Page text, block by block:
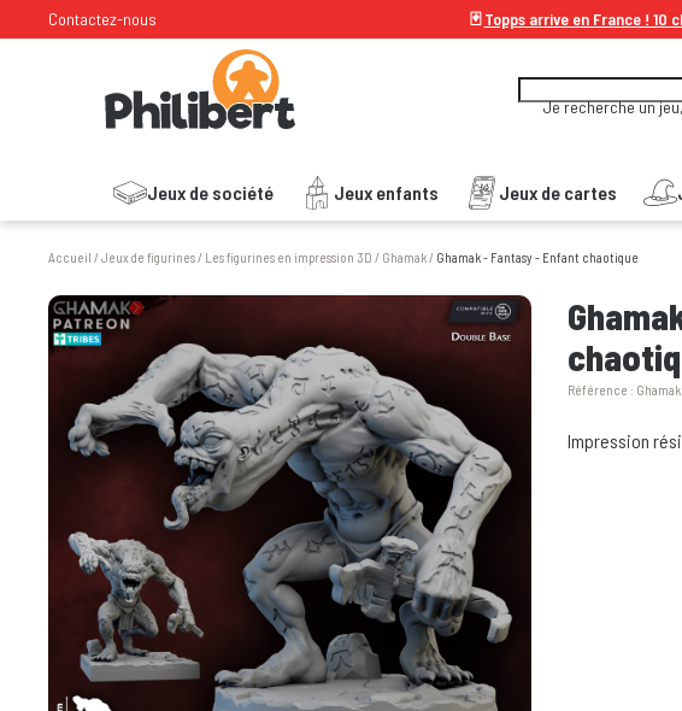
Contactez-nous 🃏Topps arrive en France ! 10
Je recherche un
Jeux de société Jeux enfants Jeux de cartes
Accueil /Jeux de figurines/ Les figurines en impression 3D / Ghamak/ Ghamak - Fantasy - Enfant chaotique
Référence :
Impression